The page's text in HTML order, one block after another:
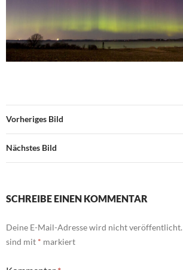
Vorheriges Bild
Nächstes Bild
SCHREIBE EINEN KOMMENTAR
Deine E-Mail-Adresse wird nicht veröffentlicht.
sind mit * markiert